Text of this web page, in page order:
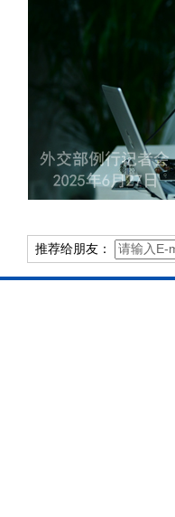
推荐给朋友：